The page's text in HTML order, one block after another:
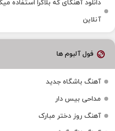
دانلود آهنگای که بلاگرا
آنلاین
فول آلبوم ها
آهنگ باشگاه جدید
مداحی بیس دار
آهنگ روز دختر مبارک